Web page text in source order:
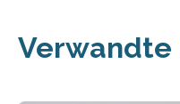
Verwandte